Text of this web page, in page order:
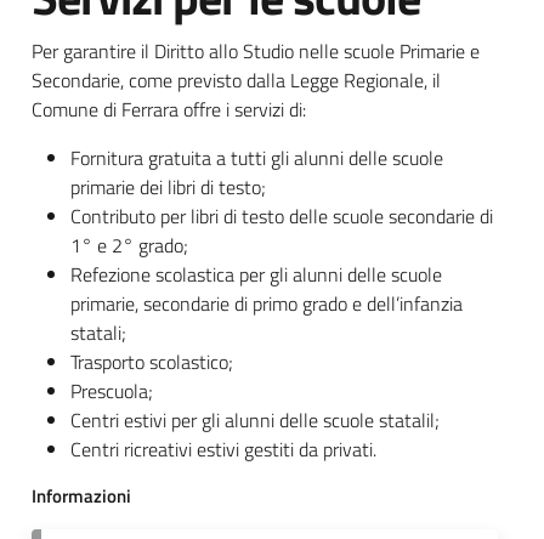
Per garantire il Diritto allo Studio nelle scuole Primarie e
Secondarie, come previsto dalla Legge Regionale, il
Comune di Ferrara offre i servizi di:
Fornitura gratuita a tutti gli alunni delle scuole
primarie dei libri di testo;
Contributo per libri di testo delle scuole secondarie di
1° e 2° grado;
Refezione scolastica per gli alunni delle scuole
primarie, secondarie di primo grado e dell’infanzia
statali;
Trasporto scolastico;
Prescuola;
Centri estivi per gli alunni delle scuole statalil;
Centri ricreativi estivi gestiti da privati.
Informazioni